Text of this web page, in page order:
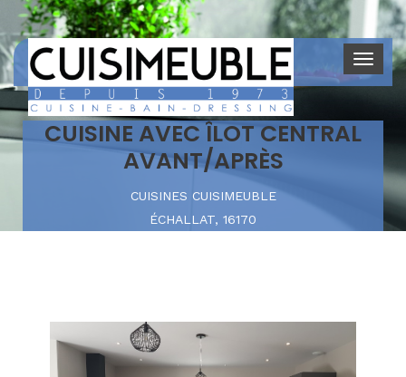
CUISINE AVEC ÎLOT CENTRAL
AVANT/APRÈS
CUISINES CUISIMEUBLE
ÉCHALLAT, 16170